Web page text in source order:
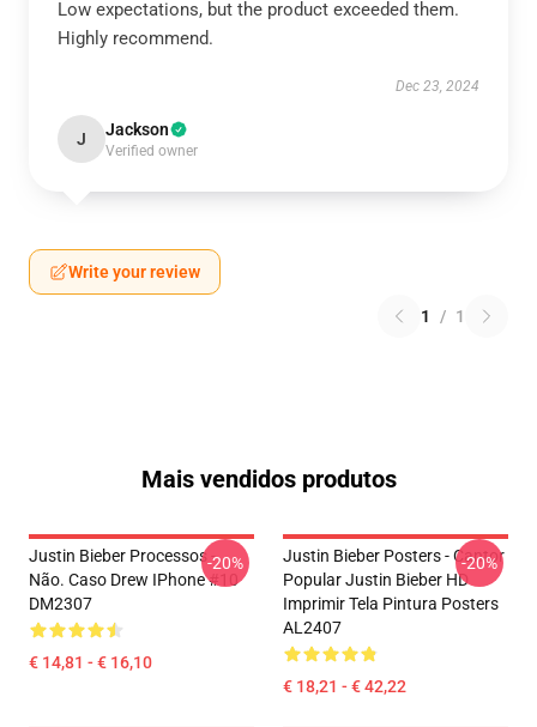
Low expectations, but the product exceeded them.
Highly recommend.
Dec 23, 2024
J Jackson
Verified owner
Write your review
1 / 1
Mais vendidos produtos
Justin Bieber Processos -
Não. Caso Drew IPhone #10
DM2307
€ 14,81 - € 16,10
-20%
Justin Bieber Posters - Cantor
Popular Justin Bieber HD
Imprimir Tela Pintura Posters
AL2407
€ 18,21 - € 42,22
-20%